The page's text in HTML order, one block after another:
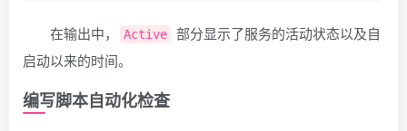
在输出中， Active
部分显示了服务的活动状态以及自
启动以来的时间。
编写脚本自动化检查